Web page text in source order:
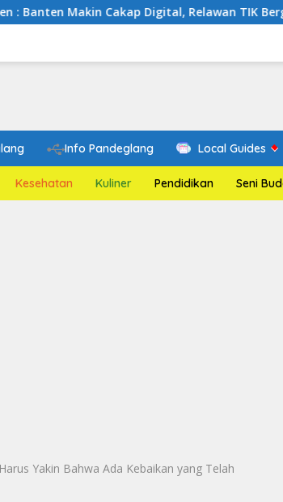
Cakap Digital, Relawan TIK Bergerak
Info Pandeglang Local Guides
Kesehatan Kuliner Pendidikan Seni
Yakin Bahwa Ada Kebaikan yang Telah